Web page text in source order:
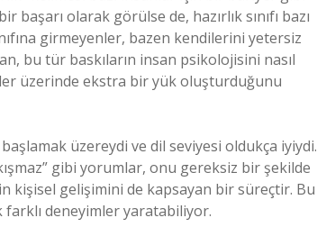
olarak görülse de, hazırlık sınıfı bazı
girmeyenler, bazen kendilerini yetersiz
bu tür baskıların insan psikolojisini nasıl
üzerinde ekstra bir yük oluşturduğunu
başlamak üzereydi ve dil seviyesi oldukça iyiydi.
gibi yorumlar, onu gereksiz bir şekilde
kişisel gelişimini de kapsayan bir süreçtir. Bu
farklı deneyimler yaratabiliyor.